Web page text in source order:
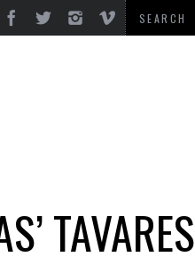
TAVARES